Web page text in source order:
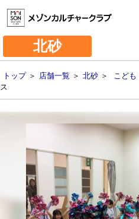
北砂
トップ＞ 店舗一覧 ＞ 北砂 ＞ こども
ス